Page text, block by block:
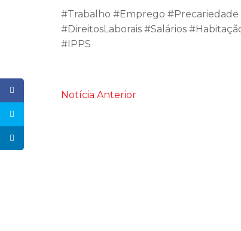
#Trabalho #Emprego
#DireitosLaborais #Salários
#IPPS
Notícia Anterior